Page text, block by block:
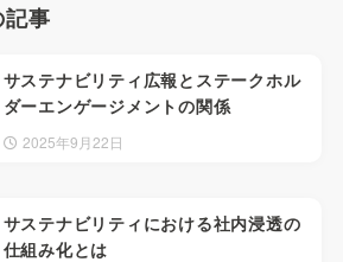
事
サステナビリティ広報とステークホル
ダーエンゲージメントの関係
2025年9月22日
サステナビリティにおける社内浸透の
仕組み化とは